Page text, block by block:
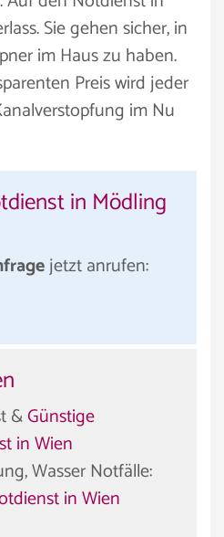
Sie gehen sicher, in
im Haus zu haben.
Preis wird jeder
im Nu
in Mödling
jetzt anrufen:
&Günstige
in Wien
Wasser Notfälle:
in Wien